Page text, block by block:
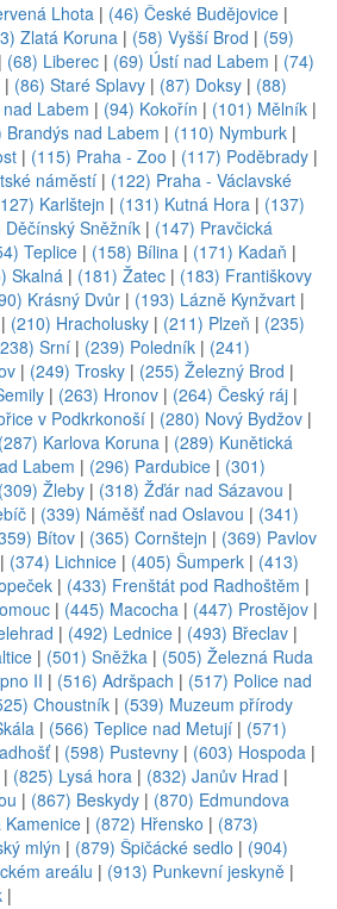
Lhota | (46) České Budějovice |
Zlatá Koruna | (58) Vyšší Brod | (59)
| (68) Liberec | (69) Ústí nad Labem | (74)
| (86) Staré Splavy | (87) Doksy | (88)
Labem | (94) Kokořín | (101) Mělník |
Brandýs nad Labem | (110) Nymburk |
| (115) Praha - Zoo | (117) Poděbrady |
náměstí | (122) Praha - Václavské
Karlštejn | (131) Kutná Hora | (137)
Děčínský Sněžník | (147) Pravčická
Teplice | (158) Bílina | (171) Kadaň |
Skalná | (181) Žatec | (183) Františkovy
Krásný Dvůr | (193) Lázně Kynžvart |
| (210) Hracholusky | (211) Plzeň | (235)
Srní | (239) Poledník | (241)
| (249) Trosky | (255) Železný Brod |
| (263) Hronov | (264) Český ráj |
v Podkrkonoší | (280) Nový Bydžov |
(287) Karlova Koruna | (289) Kunětická
Labem | (296) Pardubice | (301)
(309) Žleby | (318) Žďár nad Sázavou |
| (339) Náměšť nad Oslavou | (341)
Bítov | (365) Cornštejn | (369) Pavlov
| (374) Lichnice | (405) Šumperk | (413)
| (433) Frenštát pod Radhoštěm |
| (445) Macocha | (447) Prostějov |
| (492) Lednice | (493) Břeclav |
| (501) Sněžka | (505) Železná Ruda
II | (516) Adršpach | (517) Police nad
Choustník | (539) Muzeum přírody
| (566) Teplice nad Metují | (571)
| (598) Pustevny | (603) Hospoda |
| (825) Lysá hora | (832) Janův Hrad |
| (867) Beskydy | (870) Edmundova
Kamenice | (872) Hřensko | (873)
mlýn | (879) Špičácké sedlo | (904)
areálu | (913) Punkevní jeskyně |
|